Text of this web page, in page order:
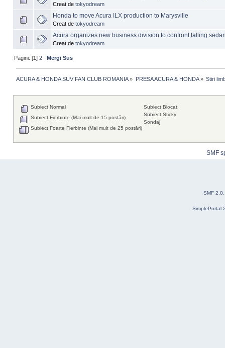
Creat de tokyodream
Honda to move Acura ILX production to Marysville
Creat de tokyodream
Acura organizes new business division to confront falling
Creat de tokyodream
Pagini: [1]2 Mergi Sus
ACURA & HONDA SUV FAN CLUB ROMANIA» PRESA ACURA & HONDA» Stiri
Subiect Normal
Subiect Fierbinte (Mai mult de 15 postări)
Subiect Foarte Fierbinte (Mai mult de 25 postări)
Subiect Blocat
Subiect Sticky
Sondaj
SMF
SMF
SimplePortal